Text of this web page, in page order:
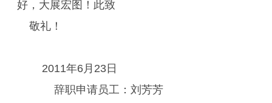
好，大展宏图！此致
敬礼！
2011年6月23日
辞职申请员工：刘芳芳